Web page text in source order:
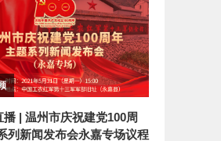
播 | 温州市庆祝建党100周
列新闻发布会永嘉专场议程